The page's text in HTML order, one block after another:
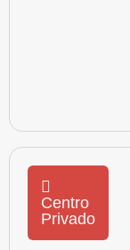
Centro
Privado